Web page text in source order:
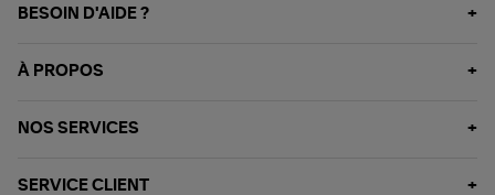
BESOIN D'AIDE ?
À PROPOS
NOS SERVICES
SERVICE CLIENT